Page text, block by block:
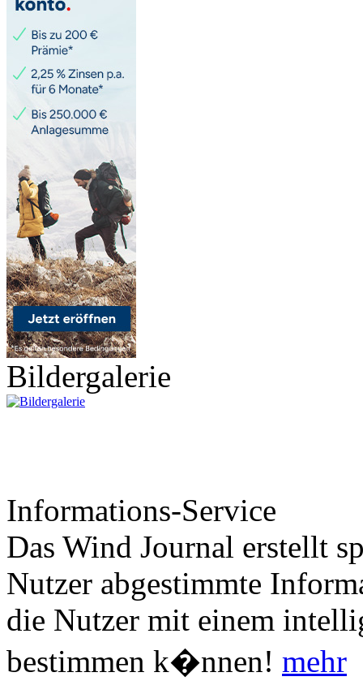
Bildergalerie
Informations-Service
Das Wind Journal erstellt
Nutzer abgestimmte
die Nutzer mit einem
bestimmen k�nnen! mehr